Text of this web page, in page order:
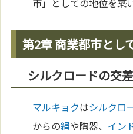
市」としての地位を築
第2章 商業都市とし
シルクロードの交
マルキョクはシルクロ
からの絹や陶器、 イン